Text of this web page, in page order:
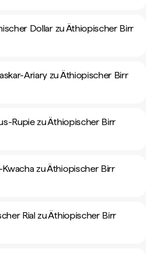
Dollar zu Äthiopischer Birr
Ariary zu Äthiopischer Birr
Rupie zu Äthiopischer Birr
zu Äthiopischer Birr
Rial zu Äthiopischer Birr